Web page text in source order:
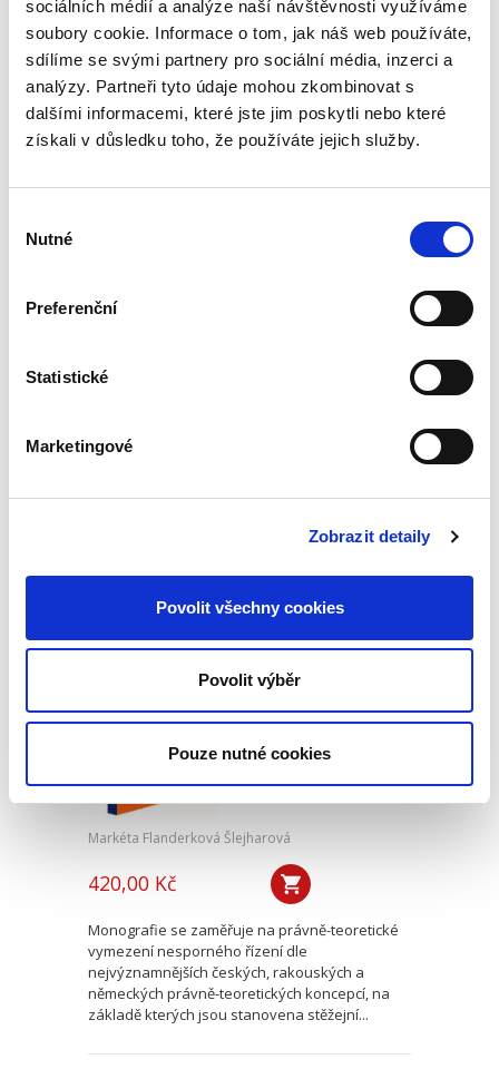
sociálních médií a analýze naší návštěvnosti využíváme
soubory cookie. Informace o tom, jak náš web používáte,
sdílíme se svými partnery pro sociální média, inzerci a
analýzy. Partneři tyto údaje mohou zkombinovat s
dalšími informacemi, které jste jim poskytli nebo které
získali v důsledku toho, že používáte jejich služby.
souhlasu
Nutné
Preferenční
Statistické
Marketingové
Zobrazit detaily
Povolit všechny cookies
Povolit výběr
Pouze nutné cookies
Zvláštní odměna představuje pro kontinentální
právo jedinečný právní institut. Jedná se totiž o
specifické protiplnění ze smlouvy, které je z
části určeno na základě posouzení
spravedlnosti jeho...
Kristina Ramešová
a praktických souvislostech ve snaze objasnit
Záležitosti
nesporného řízení
Markéta Flanderková Šlejharová
420,00 Kč
Monografie se zaměřuje na právně-teoretické
vymezení nesporného řízení dle
nejvýznamnějších českých, rakouských a
německých právně-teoretických koncepcí, na
základě kterých jsou stanovena stěžejní...